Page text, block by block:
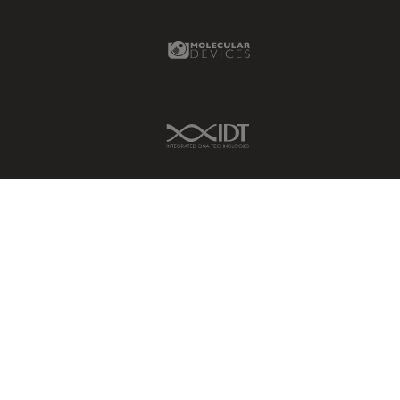
Molecular Devices Link
IDT Link